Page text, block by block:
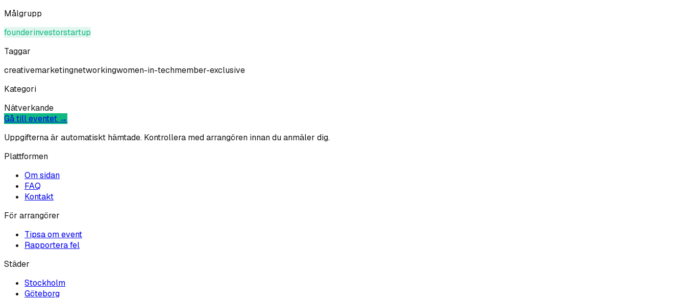
Målgrupp
founderinvestorstartup
Taggar
creativemarketingnetworkingwomen-in-techmember-exclusive
Kategori
Nätverkande
Gå till eventet →
Uppgifterna är automatiskt hämtade. Kontrollera med arrangören innan du anmäler dig.
Plattformen
Om sidan
FAQ
Kontakt
För arrangörer
Tipsa om event
Rapportera fel
Städer
Stockholm
Göteborg